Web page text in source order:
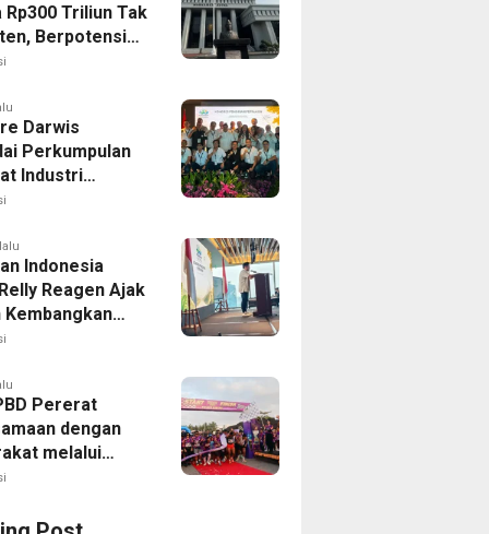
Rp300 Triliun Tak
Berpotensi
Darwis
Perkumpulan
Industri
Indonesia
Indonesia
Reagen Ajak
Kembangkan
Pererat
dengan
melalui
Run 2026